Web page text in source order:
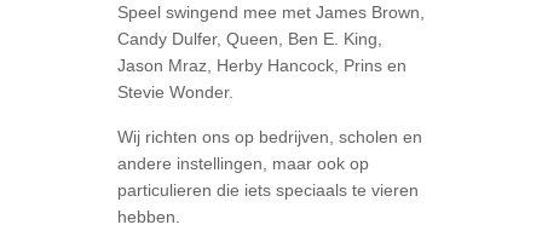
Speel swingend mee met James Brown,
Candy Dulfer, Queen, Ben E. King,
Jason Mraz, Herby Hancock, Prins en
Stevie Wonder.
Wij richten ons op bedrijven, scholen en
andere instellingen, maar ook op
particulieren die iets speciaals te vieren
hebben.